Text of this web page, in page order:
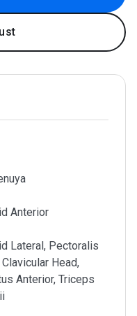
Anterior
Lateral, Pectoralis
Head,
Anterior, Triceps